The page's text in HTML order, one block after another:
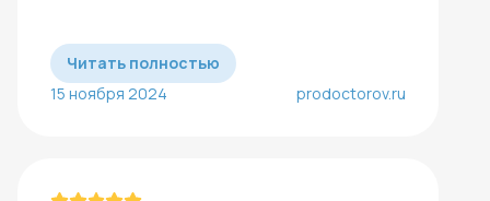
Читать полностью
15 ноября 2024
prodoctorov.ru